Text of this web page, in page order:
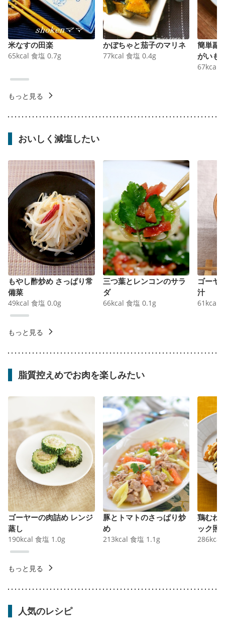
米なすの田楽
65kcal 食塩 0.7g
かぼちゃと茄子のマリネ
77kcal 食塩 0.4g
簡単副
がいも
67kcal
もっと見る
おいしく減塩したい
もやし酢炒め さっぱり常
備菜
49kcal 食塩 0.0g
三つ葉とレンコンのサラ
ダ
66kcal 食塩 0.1 g
ゴーヤ
汁
61 kcal
もっと見る
脂質控えめでお肉を楽しみたい
ゴーヤーの肉詰め レンジ
蒸し
190kcal 食塩 1.0g
豚とトマトのさっぱり炒
め
213kcal 食塩 1.1 g
鶏むね
ック照
286kcal
もっと見る
人気のレシピ